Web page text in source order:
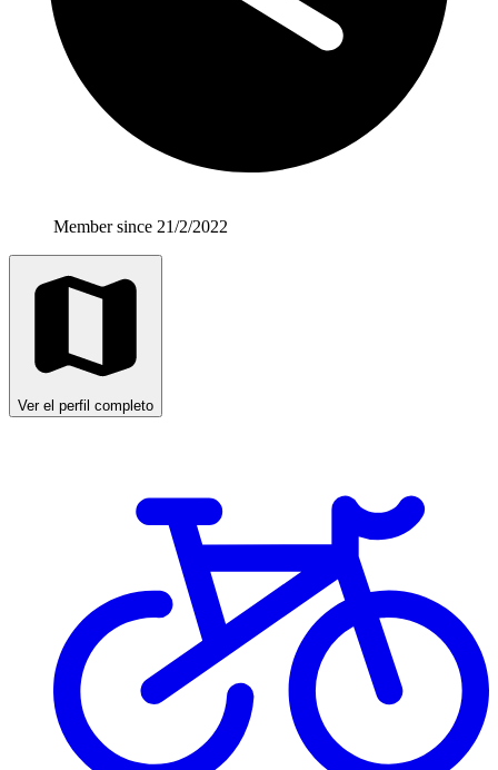
Member since 21/2/2022
Ver el perfil completo